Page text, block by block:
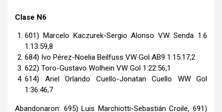
Clase N6
601) Marcelo Kaczurek-Sergio Alonso VW Senda 1.6
1:13:59,8
684) Ivo Pérez-Noelia Beilfuss VW Gol AB9 1:15:17,2
622) Toro-Gustavo Wolhein VW Gol 1:22:56,1
614) Ariel Orlando Cuello-Jonatan Cuello WW Gol
1:36:46,7
Abandonaron: 695) Luis Marchiotti-Sebastián Croile, 691)